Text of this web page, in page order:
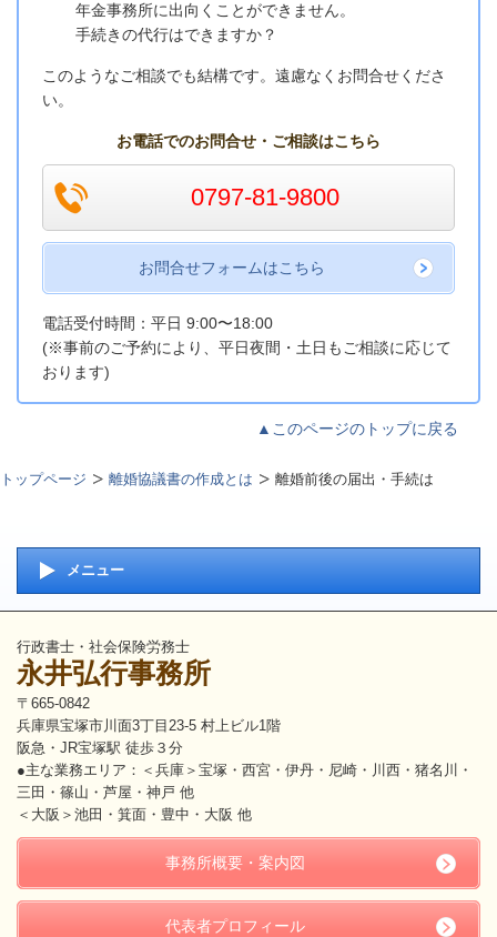
年金事務所に出向くことができません。
手続きの代行はできますか？
このようなご相談でも結構です。遠慮なく お問合せくださ
い。
お電話でのお問合せ・ご相談はこちら
0797-81-9800
お問合せフォームはこちら
電話受付時間：平日 9:00〜18:00
(※事前のご予約により、平日夜間・土日もご相談に応じて
おります)
▲このページのトップに戻る
トップページ 離婚協議書の作成とは 離婚前後の届出・手続は
メニュー
行政書士・社会保険労務士
永井弘行事務所
〒665-0842
兵庫県宝塚市川面3丁目23-5 村上ビル1階
阪急・JR宝塚駅 徒歩３分
●主な業務エリア：＜兵庫＞宝塚・西宮・伊丹・尼崎・川西・猪名川・
三田・篠山・芦屋・神戸 他
＜大阪＞池田・箕面・豊中・大阪 他
事務所概要・案内図
代表者プロフィール